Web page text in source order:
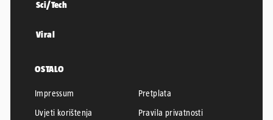
Sci/Tech
Viral
OSTALO
Impressum
Pretplata
Uvjeti korištenja
Pravila privatnosti